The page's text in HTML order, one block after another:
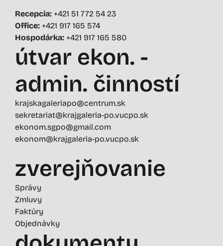
Recepcia: +421 51 772 54 23
Office: +421 917 165 574
Hospodárka: +421 917 165 580
útvar ekon. -
admin. činností
krajskagaleriapo@centrum.sk
sekretariat@krajgaleria-po.vucpo.sk
ekonom.sgpo@gmail.com
ekonom@krajgaleria-po.vucpo.sk
zverejňovanie
Správy
Zmluvy
Faktúry
Objednávky